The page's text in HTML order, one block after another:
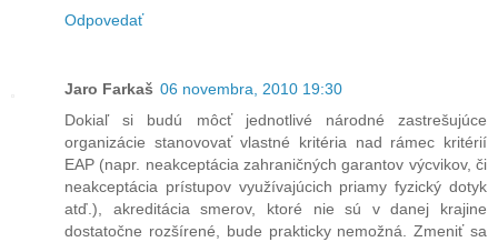
Odpovedať
Jaro Farkaš 06 novembra, 2010 19:30
Dokiaľ si budú môcť jednotlivé národné zastrešujúce
organizácie stanovovať vlastné kritéria nad rámec kritérií
EAP (napr. neakceptácia zahraničných garantov výcvikov, či
neakceptácia prístupov využívajúcich priamy fyzický dotyk
atď.), akreditácia smerov, ktoré nie sú v danej krajine
dostatočne rozšírené, bude prakticky nemožná. Zmeniť sa